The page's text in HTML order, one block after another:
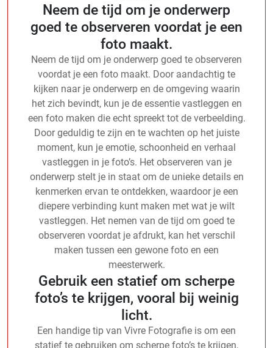
Neem de tijd om je onderwerp
goed te observeren voordat je een
foto maakt.
Neem de tijd om je onderwerp goed te observeren
voordat je een foto maakt. Door aandachtig te
kijken naar je onderwerp en de omgeving waarin
het zich bevindt, kun je de essentie vastleggen en
een foto maken die echt spreekt tot de verbeelding.
Door geduldig te zijn en te wachten op het juiste
moment, kun je emotie, schoonheid en verhaal
vastleggen in je foto’s. Het observeren van je
onderwerp stelt je in staat om de unieke details en
kenmerken ervan te ontdekken, waardoor je een
diepere verbinding kunt maken met wat je wilt
vastleggen. Het nemen van de tijd om goed te
observeren voordat je afdrukt, kan het verschil
maken tussen een gewone foto en een
meesterwerk.
Gebruik een statief om scherpe
foto’s te krijgen, vooral bij weinig
licht.
Een handige tip van Vivre Fotografie is om een
statief te gebruiken om scherpe foto’s te krijgen,